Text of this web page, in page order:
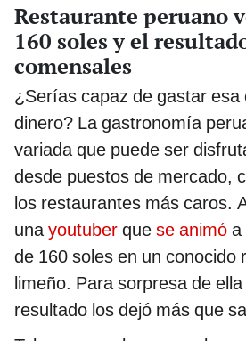
Restaurante peruano
160 soles y el
comensales
¿Serías capaz de gastar esa
dinero? La gastronomía
variada que puede ser
desde puestos de mercado,
los restaurantes más caros.
una youtuber que se animó a
de 160 soles en un conocido
limeño. Para sorpresa de
resultado los dejó más que